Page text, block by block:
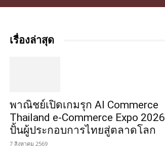
เรื่องล่าสุด
พาณิชย์เปิดเกมรุก AI Commerce
Thailand e-Commerce Expo 2026
ปั้นผู้ประกอบการไทยสู่ตลาดโลก
7 สิงหาคม 2569